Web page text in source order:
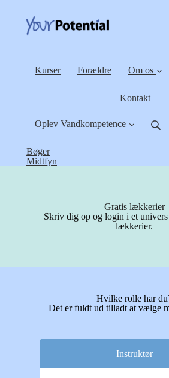
Kurser Forældre Om os
Kontakt
Oplev Vandkompetence
Bøger
Midtfyn
Gratis lækkerier
Skriv dig op og login i et
lækkerier.
Hvilke rolle har
Det er fuldt ud tilladt at vælge
Instruktør